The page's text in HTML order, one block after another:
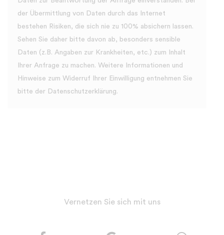
der Übermittlung von Daten durch das Internet
bestehen Risiken, die sich nie zu 100% absichern lassen.
Sehen Sie daher bitte davon ab, besonders sensible
Daten (z.B. Angaben zur Krankheiten, etc.) zum Inhalt
Ihrer Anfrage zu machen. Weitere Informationen und
Hinweise zum Widerruf Ihrer Einwilligung entnehmen Sie
bitte der Datenschutzerklärung.
Vernetzen Sie sich mit uns